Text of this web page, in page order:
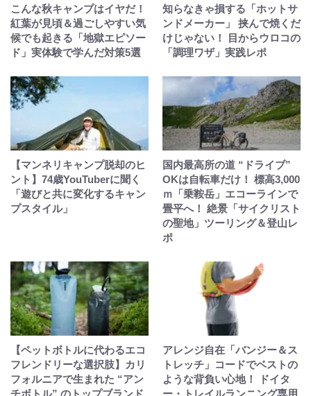
こんな秋キャンプはイヤだ！
紅葉が見頃＆過ごしやすい気
候でも起きる「地獄エピソー
ド」実体験で学んだ対策5選
知らなきゃ損する「ホットサ
ンドメーカー」 挟んで焼くだ
けじゃない！ 目からウロコの
「調理ワザ」実践レポ
【マンネリキャンプ脱却のヒ
ント】74歳YouTuberに聞く
「遊びと共に変化するキャン
プスタイル」
国内最高所の道 “ドライブ”
OKは自転車だけ！ 標高3,000
ｍ「乗鞍岳」エコーラインで
畳平へ！ 絶景「サイクリスト
の聖地」ツーリング＆登山レ
ポ
【ペットボトルに代わるエコ
フレンドリーな選択肢】カリ
フォルニアで生まれた “アン
チボトル” のトップブランド
アレンジ自在「バンジー＆ス
トレッチ」コードでベストの
ような背負い心地！ ドイタ
ー・トレイルランニング専用